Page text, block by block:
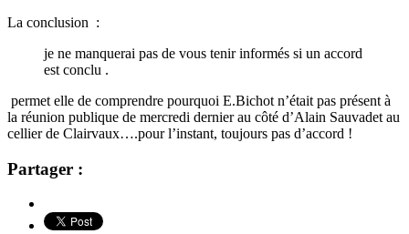
La conclusion :
je ne manquerai pas de vous tenir informés si un accord
est conclu .
permet elle de comprendre pourquoi E.Bichot n’était pas présent à
la réunion publique de mercredi dernier au côté d’Alain Sauvadet au
cellier de Clairvaux….pour l’instant, toujours pas d’accord !
Partager :